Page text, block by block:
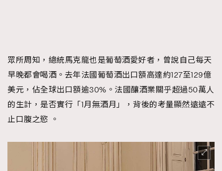
眾所周知，總統馬克龍也是葡萄酒愛好者，曾說自己每天
早晚都會喝酒。去年法國葡萄酒出口額高達約127至129億
美元，佔全球出口額逾30%。法國釀酒業關乎超過50萬人
的生計，是否實行「1月無酒月」，背後的考量顯然遠遠不
止口腹之慾 。